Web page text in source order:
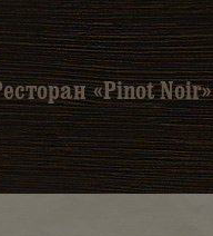
«Pinot Noir»